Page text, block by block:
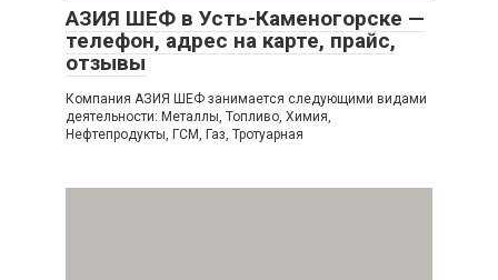
АЗИЯ ШЕФ в Усть-Каменогорске —
телефон, адрес на карте, прайс,
отзывы
Компания АЗИЯ ШЕФ занимается следующими видами
деятельности: Металлы, Топливо, Химия,
Нефтепродукты, ГСМ, Газ, Тротуарная